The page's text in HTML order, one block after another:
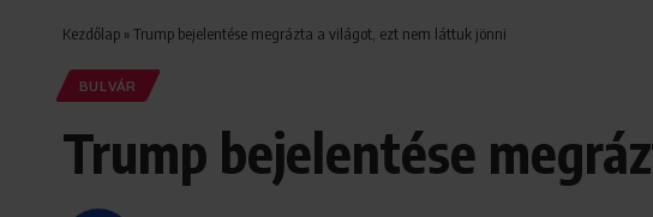
Kezdőlap »Trump bejelentése megrázta a világot, ezt nem láttuk jönni
BULVÁR
Trump bejelentése